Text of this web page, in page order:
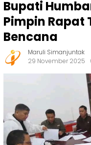
Bupati
Pimpin Rapat
Bencana
Maruli Simanjuntak
29 November 2025